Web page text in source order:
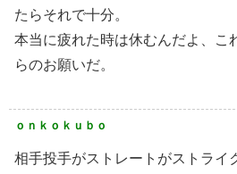
たらそれで十分。
本当に疲れた時は休むんだよ、こ
らのお願いだ。
ｏｎｋｏｋｕｂｏ
相手投手がストレートがストライ